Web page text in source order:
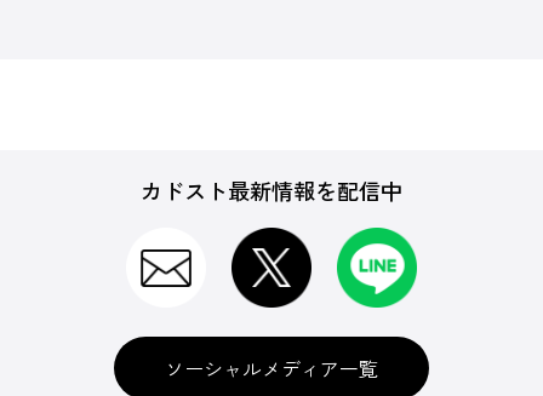
カドスト最新情報を配信中
ソーシャルメディア一覧